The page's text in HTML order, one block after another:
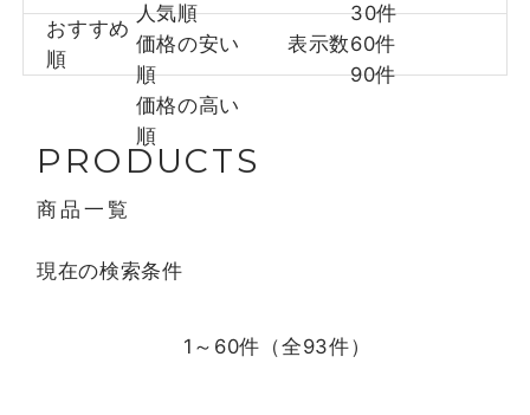
おすすめ
順
人気順
価格の安い
順
価格の高い
順
表示数
30件
60件
90件
PRODUCTS
商品一覧
現在の検索条件
1～60件（全93件）